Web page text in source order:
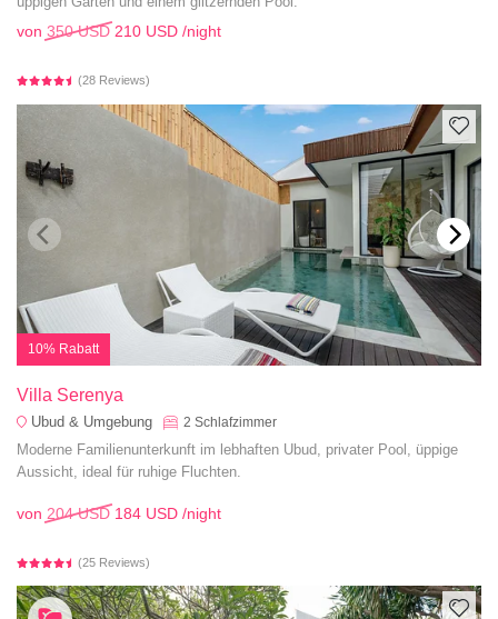
von 350 USD 210 USD /night
(28 Reviews)
10% Rabatt
Villa Serenya
Ubud & Umgebung 2 Schlafzimmer
Moderne Familienunterkunft im lebhaften Ubud, privater Pool, üppige
Aussicht, ideal für ruhige Fluchten.
von 204 USD 184 USD /night
(25 Reviews)